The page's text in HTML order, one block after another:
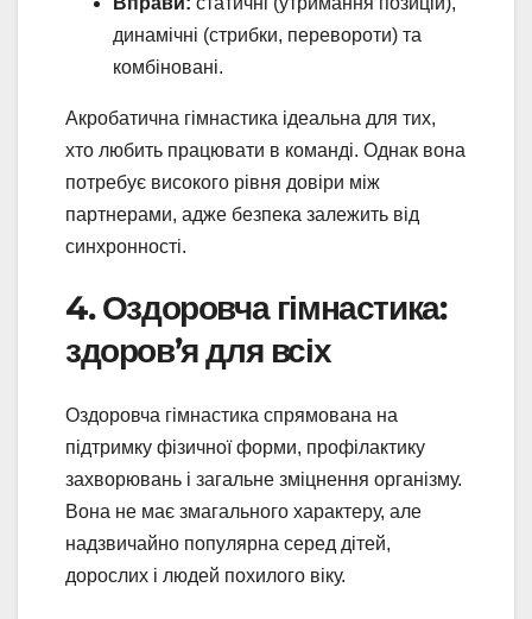
динамічні (стрибки, перевороти) та
комбіновані.
Акробатична гімнастика ідеальна для тих,
хто любить працювати в команді. Однак вона
потребує високого рівня довіри між
партнерами, адже безпека залежить від
синхронності.
4. Оздоровча гімнастика:
здоров’я для всіх
Оздоровча гімнастика спрямована на
підтримку фізичної форми, профілактику
захворювань і загальне зміцнення організму.
Вона не має змагального характеру, але
надзвичайно популярна серед дітей,
дорослих і людей похилого віку.